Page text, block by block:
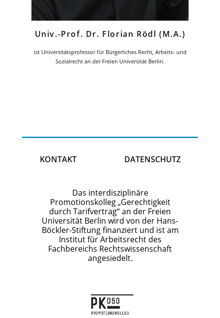
Univ.-Prof. Dr. Florian Rödl (M.A.)
ist Universitätsprofessor für Bürgerliches Recht, Arbeits- und
Sozialrecht an der Freien Universität Berlin.
KONTAKT DATENSCHUTZ
Das interdisziplinäre
Promotionskolleg „Gerechtigkeit
durch Tarifvertrag“ an der Freien
Universität Berlin wird von der Hans-
Böckler-Stiftung finanziert und ist am
Institut für Arbeitsrecht des
Fachbereichs Rechtswissenschaft
angesiedelt.